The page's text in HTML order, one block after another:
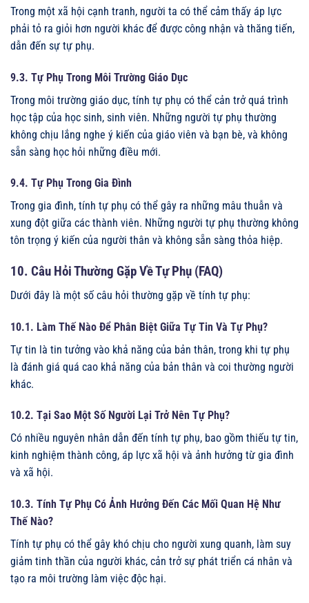
Trong một xã hội cạnh tranh, người ta có thể cảm thấy áp lực
phải tỏ ra giỏi hơn người khác để được công nhận và thăng tiến,
dẫn đến sự tự phụ.
9.3. Tự Phụ Trong Môi Trường Giáo Dục
Trong môi trường giáo dục, tính tự phụ có thể cản trở quá trình
học tập của học sinh, sinh viên. Những người tự phụ thường
không chịu lắng nghe ý kiến của giáo viên và bạn bè, và không
sẵn sàng học hỏi những điều mới.
9.4. Tự Phụ Trong Gia Đình
Trong gia đình, tính tự phụ có thể gây ra những mâu thuẫn và
xung đột giữa các thành viên. Những người tự phụ thường không
tôn trọng ý kiến của người thân và không sẵn sàng thỏa hiệp.
10. Câu Hỏi Thường Gặp Về Tự Phụ (FAQ)
Dưới đây là một số câu hỏi thường gặp về tính tự phụ:
10.1. Làm Thế Nào Để Phân Biệt Giữa Tự Tin Và Tự Phụ?
Tự tin là tin tưởng vào khả năng của bản thân, trong khi tự phụ
là đánh giá quá cao khả năng của bản thân và coi thường người
khác.
10.2. Tại Sao Một Số Người Lại Trở Nên Tự Phụ?
Có nhiều nguyên nhân dẫn đến tính tự phụ, bao gồm thiếu tự tin,
kinh nghiệm thành công, áp lực xã hội và ảnh hưởng từ gia đình
và xã hội.
10.3. Tính Tự Phụ Có Ảnh Hưởng Đến Các Mối Quan Hệ Như
Thế Nào?
Tính tự phụ có thể gây khó chịu cho người xung quanh, làm suy
giảm tinh thần của người khác, cản trở sự phát triển cá nhân và
tạo ra môi trường làm việc độc hại.